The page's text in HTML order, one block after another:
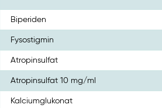
Biperiden
Fysostigmin
Atropinsulfat
Atropinsulfat 10 mg/ml
Kalciumglukonat